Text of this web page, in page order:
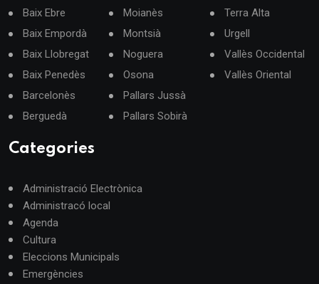
Baix Ebre
Baix Empordà
Baix Llobregat
Baix Penedès
Barcelonès
Berguedà
Moianès
Montsià
Noguera
Osona
Pallars Jussà
Pallars Sobirà
Terra Alta
Urgell
Vallès Occidental
Vallès Oriental
Categories
Administració Electrònica
Administracó local
Agenda
Cultura
Eleccions Municipals
Emergències